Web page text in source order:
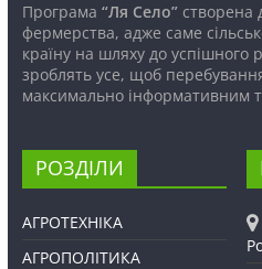
Програма “Ля Село”створена
фермерства, адже саме
країну на шляху до успішного
зроблять усе, щоб
максимально інформативним
РОЗДІЛИ
АГРОТЕХНІКА
АГРОПОЛІТИКА